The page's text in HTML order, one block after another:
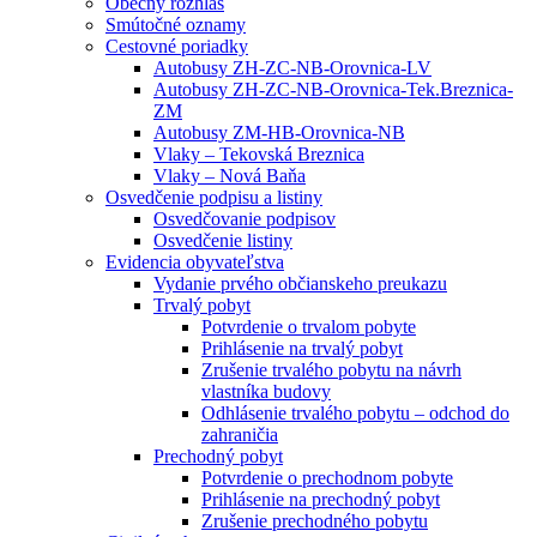
Smútočné oznamy
Cestovné poriadky
Autobusy ZH-ZC-NB-Orovnica-LV
Autobusy ZH-ZC-NB-Orovnica-Tek.Breznica-
ZM
Autobusy ZM-HB-Orovnica-NB
Vlaky – Tekovská Breznica
Vlaky – Nová Baňa
Osvedčenie podpisu a listiny
Osvedčovanie podpisov
Osvedčenie listiny
Evidencia obyvateľstva
Vydanie prvého občianskeho preukazu
Trvalý pobyt
Potvrdenie o trvalom pobyte
Prihlásenie na trvalý pobyt
Zrušenie trvalého pobytu na návrh
vlastníka budovy
Odhlásenie trvalého pobytu – odchod do
zahraničia
Prechodný pobyt
Potvrdenie o prechodnom pobyte
Prihlásenie na prechodný pobyt
Zrušenie prechodného pobytu